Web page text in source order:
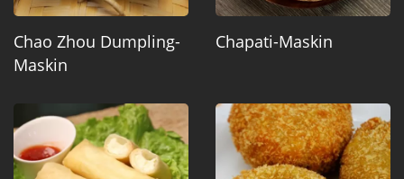
Chao Zhou Dumpling-
Maskin
Chapati-Maskin